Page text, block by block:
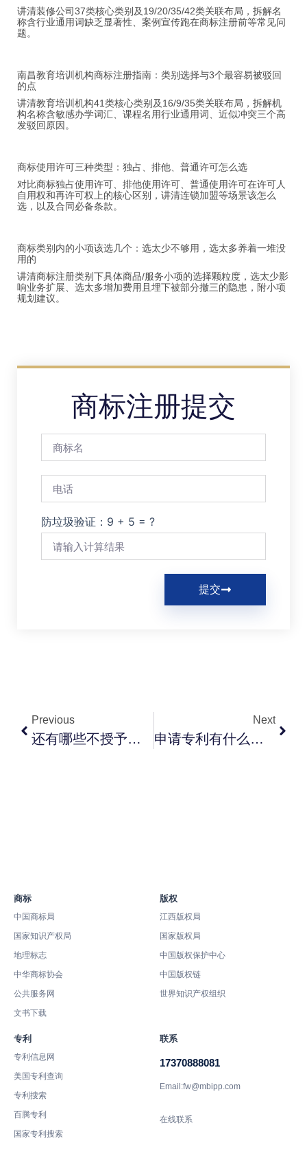
讲清装修公司37类核心类别及19/20/35/42类关联布局，拆解名
称含行业通用词缺乏显著性、案例宣传跑在商标注册前等常见问
题。
南昌教育培训机构商标注册指南：类别选择与3个最容易被驳回
的点
讲清教育培训机构41类核心类别及16/9/35类关联布局，拆解机
构名称含敏感办学词汇、课程名用行业通用词、近似冲突三个高
发驳回原因。
商标使用许可三种类型：独占、排他、普通许可怎么选
对比商标独占使用许可、排他使用许可、普通使用许可在许可人
自用权和再许可权上的核心区别，讲清连锁加盟等场景该怎么
选，以及合同必备条款。
商标类别内的小项该选几个：选太少不够用，选太多养着一堆没
用的
讲清商标注册类别下具体商品/服务小项的选择颗粒度，选太少影
响业务扩展、选太多增加费用且埋下被部分撤三的隐患，附小项
规划建议。
商标注册提交
防垃圾验证：9 + 5 = ?
提交
Previous
还有哪些不授予专利权的情况？
Next
申请专利有什么好处？
商标
中国商标局
国家知识产权局
地理标志
中华商标协会
公共服务网
文书下载
版权
江西版权局
国家版权局
中国版权保护中心
中国版权链
世界知识产权组织
专利
专利信息网
美国专利查询
专利搜索
百腾专利
国家专利搜索
联系
17370888081
Email:fw@mbipp.com
在线联系